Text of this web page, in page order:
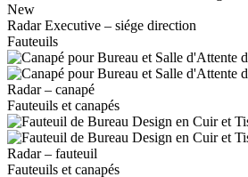
New
Radar Executive – siége direction
Fauteuils
Radar – canapé
Fauteuils et canapés
Radar – fauteuil
Fauteuils et canapés